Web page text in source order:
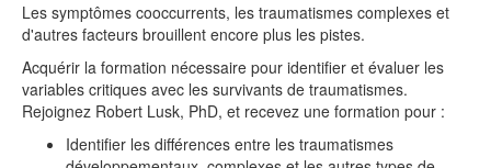
Les symptômes cooccurrents, les traumatismes complexes et
d'autres facteurs brouillent encore plus les pistes.
Acquérir la formation nécessaire pour identifier et évaluer les
variables critiques avec les survivants de traumatismes.
Rejoignez Robert Lusk, PhD, et recevez une formation pour :
Identifier les différences entre les traumatismes